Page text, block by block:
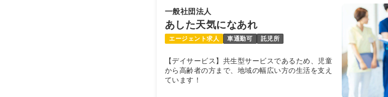
一般社団法人
あした天気になあれ
エージェント求人 車通勤可 託児所
【デイサービス】共生型サービスであるため、児童
から高齢者の方まで、地域の幅広い方の生活を支え
ています！